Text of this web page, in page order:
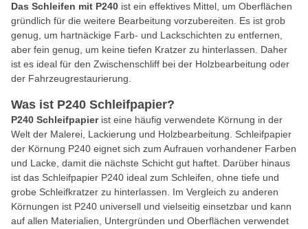
Das Schleifen mit P240 ist ein effektives Mittel, um Oberflächen
gründlich für die weitere Bearbeitung vorzubereiten. Es ist grob
genug, um hartnäckige Farb- und Lackschichten zu entfernen,
aber fein genug, um keine tiefen Kratzer zu hinterlassen. Daher
ist es ideal für den Zwischenschliff bei der Holzbearbeitung oder
der Fahrzeugrestaurierung.
Was ist P240 Schleifpapier?
P240 Schleifpapierist eine häufig verwendete Körnung in der
Welt der Malerei, Lackierung und Holzbearbeitung. Schleifpapier
der Körnung P240 eignet sich zum Aufrauen vorhandener Farben
und Lacke, damit die nächste Schicht gut haftet. Darüber hinaus
ist das Schleifpapier P240 ideal zum Schleifen, ohne tiefe und
grobe Schleifkratzer zu hinterlassen. Im Vergleich zu anderen
Körnungen ist P240 universell und vielseitig einsetzbar und kann
auf allen Materialien, Untergründen und Oberflächen verwendet